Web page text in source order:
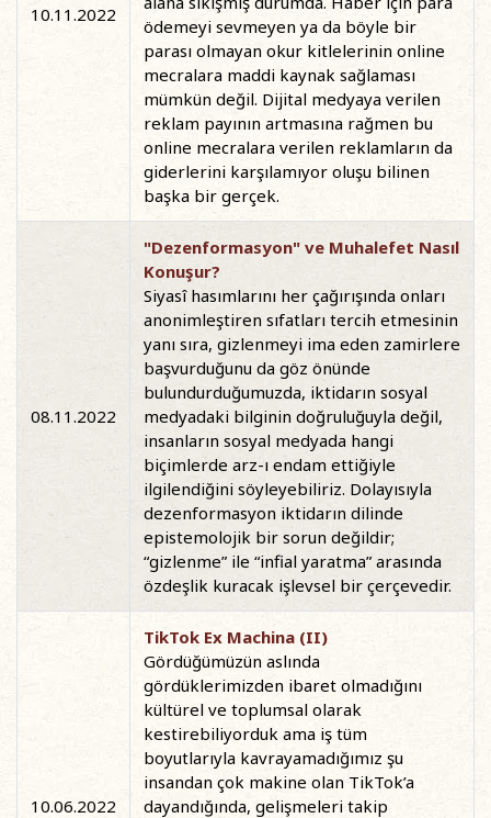
10.11.2022
ödemeyi sevmeyen ya da böyle bir
parası olmayan okur kitlelerinin online
mecralara maddi kaynak sağlaması
mümkün değil. Dijital medyaya verilen
reklam payının artmasına rağmen bu
online mecralara verilen reklamların da
giderlerini karşılamıyor oluşu bilinen
başka bir gerçek.
08.11.2022
"Dezenformasyon" ve Muhalefet Nasıl
Konuşur?
Siyasî hasımlarını her çağırışında onları
anonimleştiren sıfatları tercih etmesinin
yanı sıra, gizlenmeyi ima eden zamirlere
başvurduğunu da göz önünde
bulundurduğumuzda, iktidarın sosyal
medyadaki bilginin doğruluğuyla değil,
insanların sosyal medyada hangi
biçimlerde arz-ı endam ettiğiyle
ilgilendiğini söyleyebiliriz. Dolayısıyla
dezenformasyon iktidarın dilinde
epistemolojik bir sorun değildir;
“gizlenme” ile “infial yaratma” arasında
özdeşlik kuracak işlevsel bir çerçevedir.
10.06.2022
TikTok Ex Machina (II)
Gördüğümüzün aslında
gördüklerimizden ibaret olmadığını
kültürel ve toplumsal olarak
kestirebiliyorduk ama iş tüm
boyutlarıyla kavrayamadığımız şu
insandan çok makine olan TikTok’a
dayandığında, gelişmeleri takip